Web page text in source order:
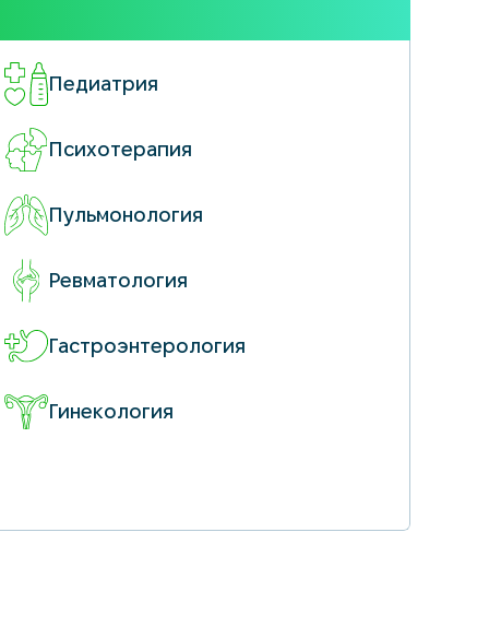
Педиатрия
Психотерапия
Пульмонология
Ревматология
Гастроэнтерология
Гинекология